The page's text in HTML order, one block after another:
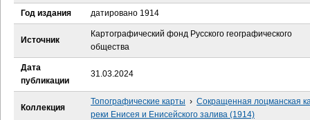
д
е
с
ь
Год издания датировано 1914
Источник
Картографический фонд Русского географического
общества
Дата
публикации
31.03.2024
Коллекция
Топографические карты › Сокращенная лоцманская
реки Енисея и Енисейского залива (1914)